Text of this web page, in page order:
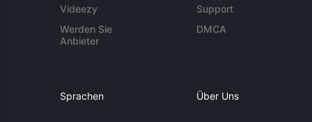
Videezy
Werden Sie
Anbieter
Support
DMCA
Sprachen Über Uns